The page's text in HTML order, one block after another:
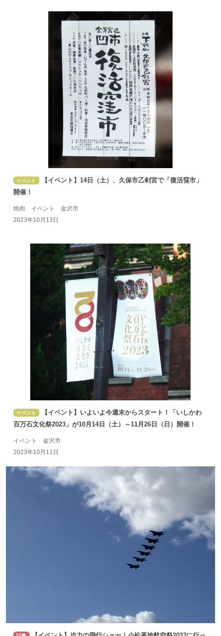
イベント
【イベント】14日（土）、久保市乙剣宮で「復活窪市」
開催！
焼肉 イベント 金沢市
2023年10月13日
イベント
【イベント】いよいよ今週末からスタート！「いしかわ
百万石文化祭2023」が10月14日（土）～11月26日（日）開催！
イベント 金沢市
2023年10月11日